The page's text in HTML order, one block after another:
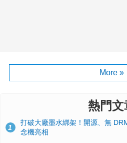
More »
熱門文
1
打破大廠墨水綁架！開源、無
念機亮相